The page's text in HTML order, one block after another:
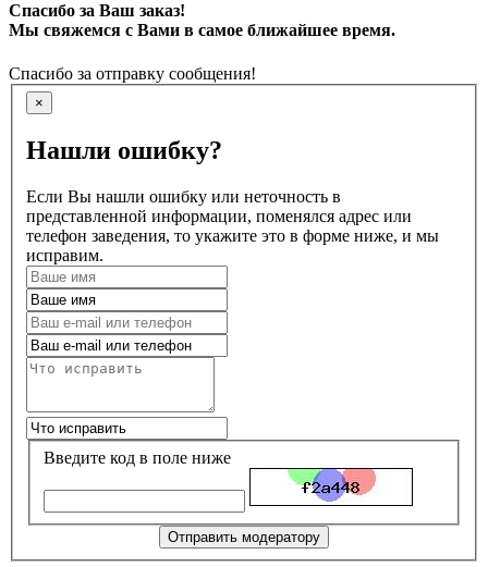
Спасибо за Ваш заказ!
Мы свяжемся с Вами в самое ближайшее время.
Спасибо за отправку сообщения!
×
Нашли ошибку?
Если Вы нашли ошибку или неточность в
представленной информации, поменялся адрес или
телефон заведения, то укажите это в форме ниже, и мы
исправим.
Введите код в поле ниже
Отправить модератору